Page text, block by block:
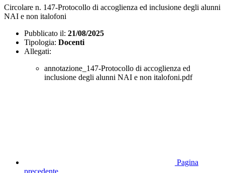
Circolare n. 147-Protocollo di accoglienza ed inclusione degli alunni
NAI e non italofoni
Pubblicato il: 21/08/2025
Tipologia: Docenti
Allegati:
annotazione_147-Protocollo di accoglienza ed
inclusione degli alunni NAI e non italofoni.pdf
Pagina